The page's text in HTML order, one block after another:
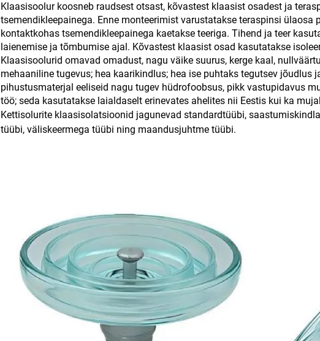
Klaasisoolur koosneb raudsest otsast, kõvastest klaasist osadest ja
tsemendikleepainega. Enne monteerimist varustatakse teraspinsi ülaosa
kontaktkohas tsemendikleepainega kaetakse teeriga. Tihend ja teer
laienemise ja tõmbumise ajal. Kõvastest klaasist osad kasutatakse
Klaasisoolurid omavad omadust, nagu väike suurus, kerge kaal,
mehaaniline tugevus; hea kaarikindlus; hea ise puhtaks tegutsev jõudlus
pihustusmaterjal eeliseid nagu tugev hüdrofoobsus, pikk vastupidavus
töö; seda kasutatakse laialdaselt erinevates ahelites nii Eestis kui ka
Kettisolurite klaasisolatsioonid jagunevad standardtüübi,
tüübi, väliskeermega tüübi ning maandusjuhtme tüübi.